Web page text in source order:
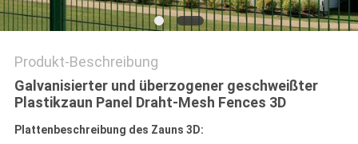
Produkt-Beschreibung
Galvanisierter und überzogener geschweißter
Plastikzaun Panel Draht-Mesh Fences 3D
Plattenbeschreibung des Zauns 3D: